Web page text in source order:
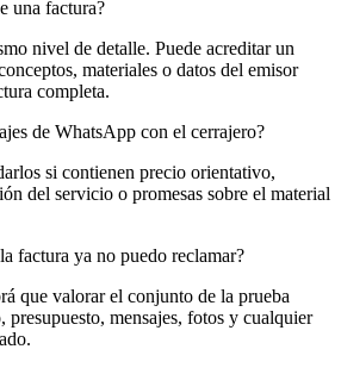
una factura?
nivel de detalle. Puede acreditar un
materiales o datos del emisor
completa.
de WhatsApp con el cerrajero?
si contienen precio orientativo,
del servicio o promesas sobre el material
factura ya no puedo reclamar?
que valorar el conjunto de la prueba
presupuesto, mensajes, fotos y cualquier